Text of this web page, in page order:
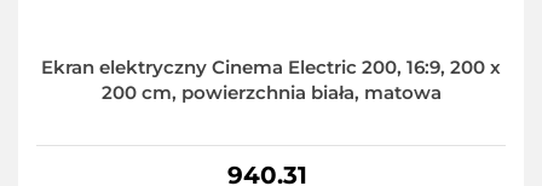
Ekran elektryczny Cinema Electric 200, 16:9, 200 x
200 cm, powierzchnia biała, matowa
940.31